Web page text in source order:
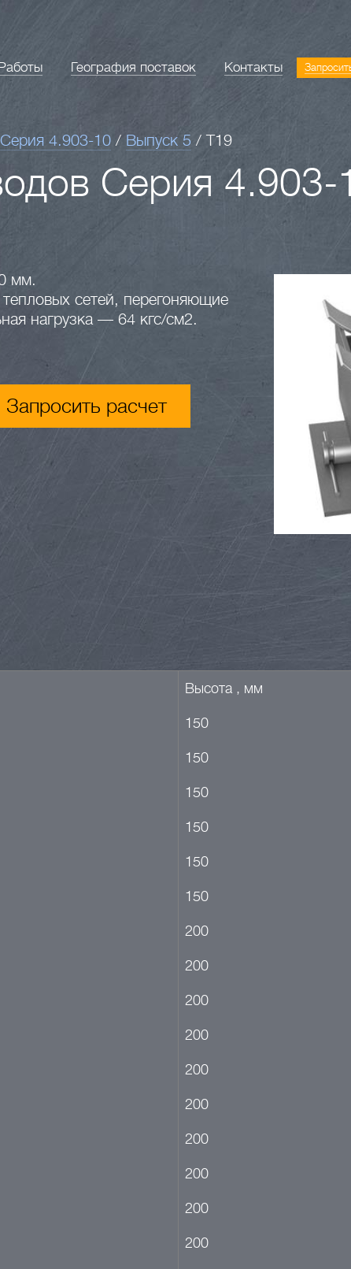
География поставок Контакты
Серия 4.903-10 / Выпуск 5 /Т19
Серия 4.903-
мм.
сетей, перегоняющие
нагрузка — 64 кгс/см2.
Запросить расчет
Высота , мм
150
150
150
150
150
150
200
200
200
200
200
200
200
200
200
200